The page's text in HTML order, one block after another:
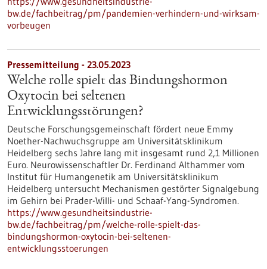
bw.de/fachbeitrag/pm/pandemien-verhindern-und-wirksam-
vorbeugen
Pressemitteilung - 23.05.2023
Welche rolle spielt das Bindungshormon
Oxytocin bei seltenen
Entwicklungsstörungen?
Deutsche Forschungsgemeinschaft fördert neue Emmy
Noether-Nachwuchsgruppe am Universitätsklinikum
Heidelberg sechs Jahre lang mit insgesamt rund 2,1 Millionen
Euro. Neurowissenschaftler Dr. Ferdinand Althammer vom
Institut für Humangenetik am Universitätsklinikum
Heidelberg untersucht Mechanismen gestörter Signalgebung
im Gehirn bei Prader-Willi- und Schaaf-Yang-Syndromen.
https://www.gesundheitsindustrie-
bw.de/fachbeitrag/pm/welche-rolle-spielt-das-
bindungshormon-oxytocin-bei-seltenen-
entwicklungsstoerungen